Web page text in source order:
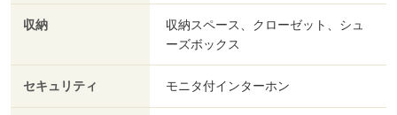
収納
収納スペース、クローゼット、シュ
ーズボックス
セキュリティ モニタ付インターホン